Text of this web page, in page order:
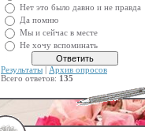
Нет это было давно и не правда
Да помню
Мы и сейчас в месте
Не хочу вспоминать
Результаты
Архив опросов
Всего ответов: 135